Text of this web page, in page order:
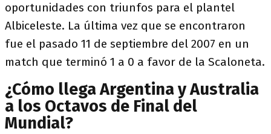
oportunidades con triunfos para el plantel
Albiceleste. La última vez que se encontraron
fue el pasado 11 de septiembre del 2007 en un
match que terminó 1 a 0 a favor de la Scaloneta.
¿Cómo llega Argentina y Australia
a los Octavos de Final del
Mundial?